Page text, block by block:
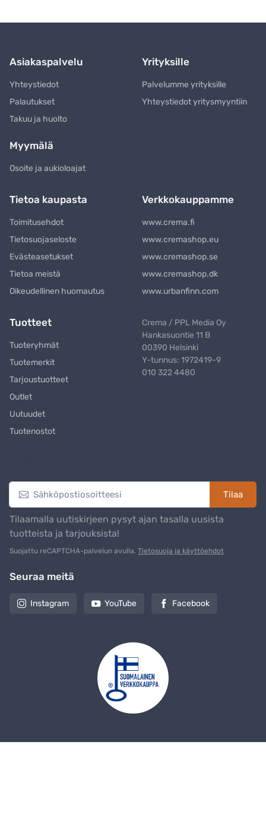
Asiakaspalvelu
Yhteystiedot
Palautukset
Takuu ja huolto
Yrityksille
Palvelumme yrityksille
Yhteystiedot yritysmyyntiin
Myymälä
Osoite ja aukioloajat
Tietoa kaupasta
Toimitusehdot
Tietosuojaseloste
Evästeasetukset
Tietoa meistä
Oikeudellinen huomautus
Verkkokauppamme
www.crema.fi
www.cremashop.eu
www.cremashop.se
www.cremashop.dk
www.urbanfinn.com
Tuotteet
Tuoteryhmät
Tuotemerkit
Tarjoustuotteet
Outlet
Uutuudet
Tuotenostot
Crema / PPL Media Oy
Hankasuontie 11 B
00390 Helsinki
Y-tunnus: 1972419-9
010 322 4480
Tilaa
Tilaamalla uutiskirjeen pysyt ajan tasalla uusista
tuotteista ja tarjouksista!
Suojattu reCAPTCHA-palvelun avulla. Tietosuoja ja käyttöehdot
Seuraa meitä
Instagram YouTube Facebook